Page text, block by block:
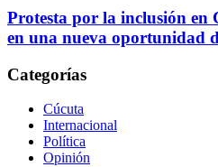
Protesta por la inclusión en
en una nueva oportunidad
Categorías
Cúcuta
Internacional
Política
Opinión